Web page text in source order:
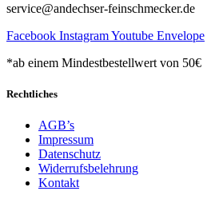
service@andechser-feinschmecker.de
Facebook InstagramYoutube Envelope
*ab einem Mindestbestellwert von 50€
Rechtliches
AGB’s
Impressum
Datenschutz
Widerrufsbelehrung
Kontakt